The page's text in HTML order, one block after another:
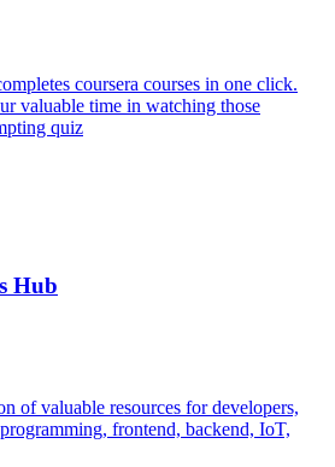
coursera courses in one click.
valuable time in watching those
quiz
Hub
of valuable resources for developers,
frontend, backend, IoT,